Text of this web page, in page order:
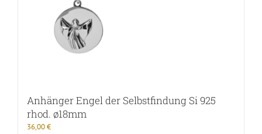
Anhänger Engel der Selbstfindung Si 925
rhod. ø18mm
36,00€